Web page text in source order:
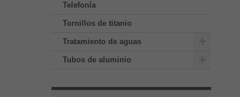
Telefonía
Tornillos de titanio
Tratamiento de aguas
Tubos de aluminio